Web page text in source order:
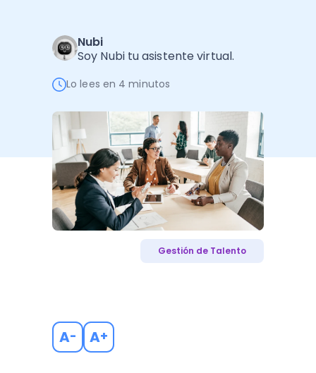
Ver todo
Ver Todo
Nubi
Soy Nubi tu asistente virtual.
Lo lees en 4 minutos
Gestión de Talento
A- A+